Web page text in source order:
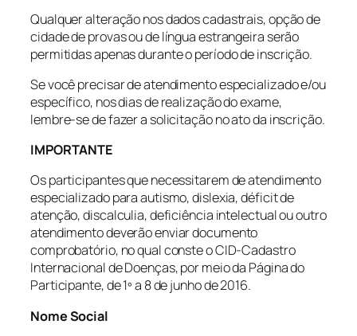
Qualquer alteração nos dados cadastrais, opção de
cidade de provas ou de língua estrangeira serão
permitidas apenas durante o período de inscrição.
Se você precisar de atendimento especializado e/ou
específico, nos dias de realização do exame,
lembre-se de fazer a solicitação no ato da inscrição.
IMPORTANTE
Os participantes que necessitarem de atendimento
especializado para autismo, dislexia, déficit de
atenção, discalculia, deficiência intelectual ou outro
atendimento deverão enviar documento
comprobatório, no qual conste o CID-Cadastro
Internacional de Doenças, por meio da Página do
Participante, de 1º a 8 de junho de 2016.
Nome Social